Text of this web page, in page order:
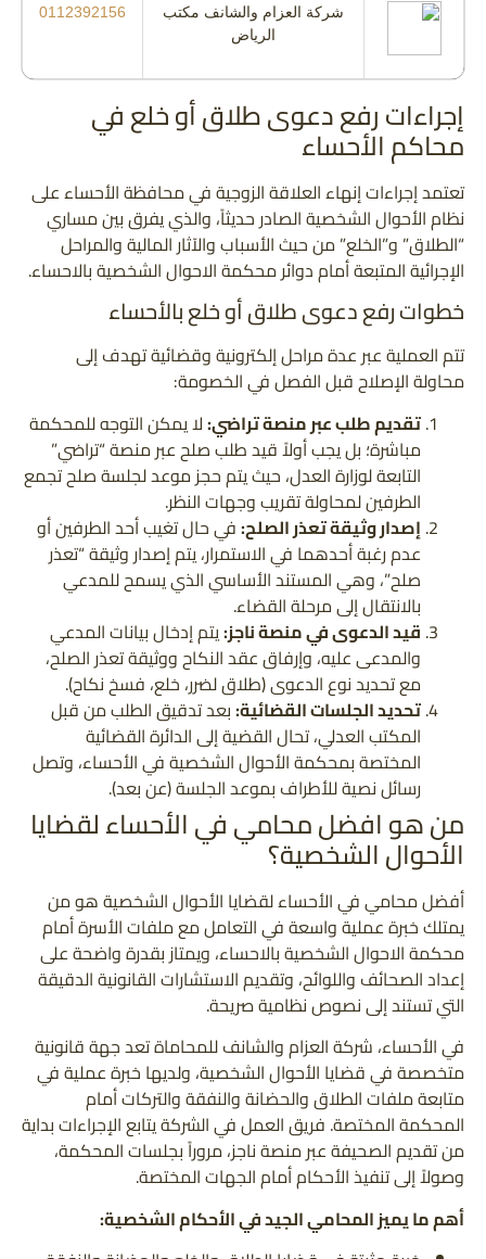
شركة العزام والشانف مكتب
الرياض
0112392156
إجراءات رفع دعوى طلاق أو خلع في
محاكم الأحساء
تعتمد إجراءات إنهاء العلاقة الزوجية في محافظة الأحساء على
نظام الأحوال الشخصية الصادر حديثاً، والذي يفرق بين مساري
“الطلاق” و”الخلع” من حيث الأسباب والآثار المالية والمراحل
الإجرائية المتبعة أمام دوائر محكمة الاحوال الشخصية بالاحساء.
خطوات رفع دعوى طلاق أو خلع بالأحساء
تتم العملية عبر عدة مراحل إلكترونية وقضائية تهدف إلى
محاولة الإصلاح قبل الفصل في الخصومة:
تقديم طلب عبر منصة تراضي:لا يمكن التوجه للمحكمة
مباشرة؛ بل يجب أولاً قيد طلب صلح عبر منصة “تراضي”
التابعة لوزارة العدل، حيث يتم حجز موعد لجلسة صلح تجمع
الطرفين لمحاولة تقريب وجهات النظر.
إصدار وثيقة تعذر الصلح:في حال تغيب أحد الطرفين أو
عدم رغبة أحدهما في الاستمرار، يتم إصدار وثيقة “تعذر
صلح”، وهي المستند الأساسي الذي يسمح للمدعي
بالانتقال إلى مرحلة القضاء.
قيد الدعوى في منصة ناجز:يتم إدخال بيانات المدعي
والمدعى عليه، وإرفاق عقد النكاح ووثيقة تعذر الصلح،
مع تحديد نوع الدعوى (طلاق لضرر، خلع، فسخ نكاح).
تحديد الجلسات القضائية:بعد تدقيق الطلب من قبل
المكتب العدلي، تحال القضية إلى الدائرة القضائية
المختصة بمحكمة الأحوال الشخصية في الأحساء، وتصل
رسائل نصية للأطراف بموعد الجلسة (عن بعد).
من هو افضل محامي في الأحساء لقضايا
الأحوال الشخصية؟
أفضل محامي في الأحساء لقضايا الأحوال الشخصية هو من
يمتلك خبرة عملية واسعة في التعامل مع ملفات الأسرة أمام
محكمة الاحوال الشخصية بالاحساء، ويمتاز بقدرة واضحة على
إعداد الصحائف واللوائح، وتقديم الاستشارات القانونية الدقيقة
التي تستند إلى نصوص نظامية صريحة.
في الأحساء، شركة العزام والشانف للمحاماة تعد جهة قانونية
متخصصة في قضايا الأحوال الشخصية، ولديها خبرة عملية في
متابعة ملفات الطلاق والحضانة والنفقة والتركات أمام
المحكمة المختصة. فريق العمل في الشركة يتابع الإجراءات بداية
من تقديم الصحيفة عبر منصة ناجز، مروراً بجلسات المحكمة،
وصولاً إلى تنفيذ الأحكام أمام الجهات المختصة.
أهم ما يميز المحامي الجيد في الأحكام الشخصية: